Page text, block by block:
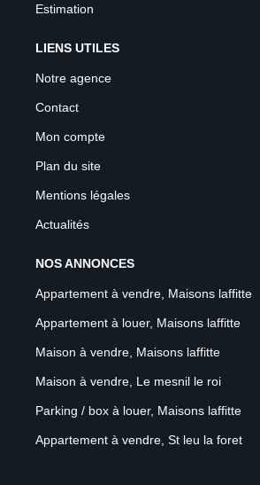
Estimation
LIENS UTILES
Notre agence
Contact
Mon compte
Plan du site
Mentions légales
Actualités
NOS ANNONCES
Appartement à vendre, Maisons laffitte
Appartement à louer, Maisons laffitte
Maison à vendre, Maisons laffitte
Maison à vendre, Le mesnil le roi
Parking / box à louer, Maisons laffitte
Appartement à vendre, St leu la foret